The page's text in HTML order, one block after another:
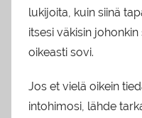
lukijoita, kuin siinä
itsesi väkisin
oikeasti sovi.
Jos et vielä oikein
intohimosi, lähde